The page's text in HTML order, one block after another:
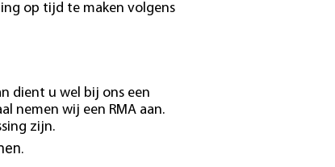
op tijd te maken volgens
dient u wel bij ons een
nemen wij een RMA aan.
zijn.